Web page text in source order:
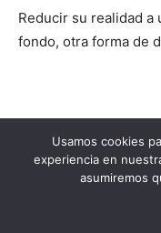
Reducir su realidad
fondo, otra forma de
Usamos cookies
experiencia en
asumiremos